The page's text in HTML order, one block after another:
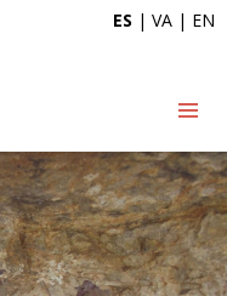
ES | VA | EN